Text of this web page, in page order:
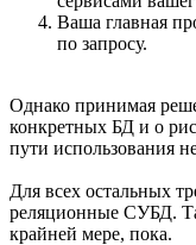
Ваша главная
по запросу.
Однако принимая
конкретных БД и о
пути использования
Для всех остальных
реляционные СУБД.
крайней мере, пока.